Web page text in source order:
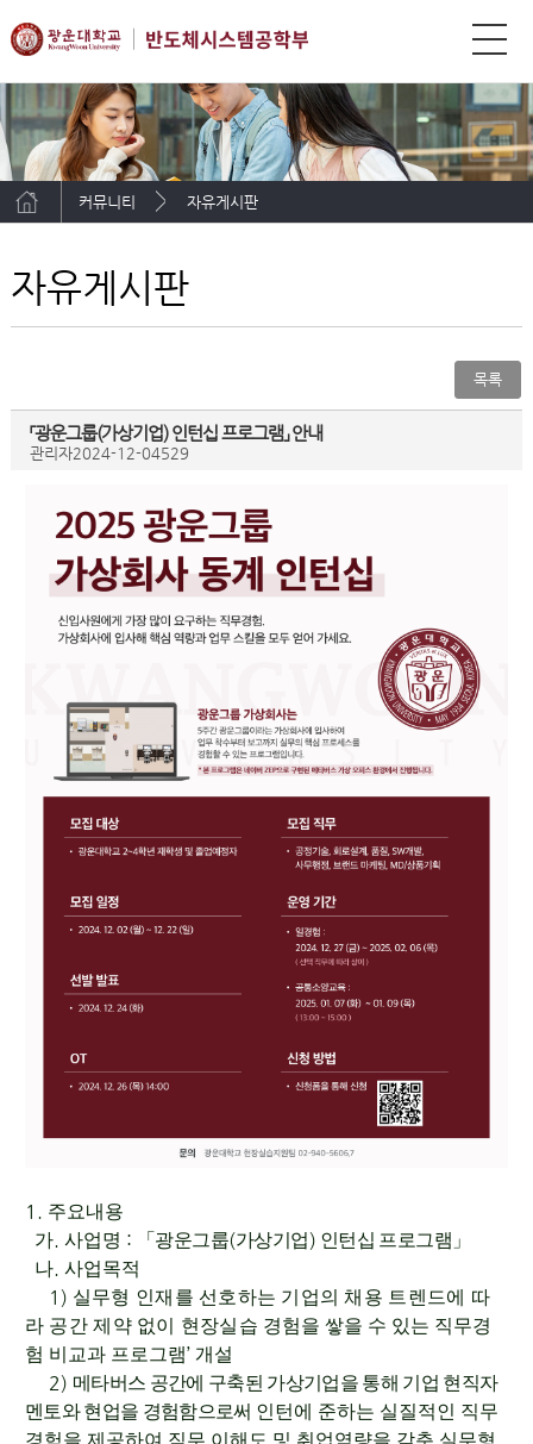
커뮤니티 자유게시판
자유게시판
목록
「광운그룹(가상기업) 인턴십 프로그램」 안내
관리자2024-12-04529
1. 주요내용
가. 사업명 : 「 광운그룹(가상기업) 인턴십 프로그램 」
나. 사업목적
1) 실무형 인재를 선호하는 기업의 채용 트렌드에 따
라 공간 제약 없이 현장실습 경험을 쌓을 수 있는 직무경
험 비교과 프로그램’ 개설
2) 메타버스 공간에 구축된 가상기업을 통해 기업 현직자
멘토와 현업을 경험함으로써 인턴에 준하는 실질적인 직무